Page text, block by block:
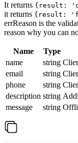
It returns {result:
it returns {result:
errReason is the
reason why you can
Name Type
name
string
email
string
phone
string
description string
message
string